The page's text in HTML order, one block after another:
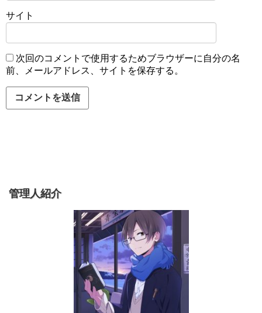
サイト
次回のコメントで使用するためブラウザーに自分の名
前、メールアドレス、サイトを保存する。
管理人紹介